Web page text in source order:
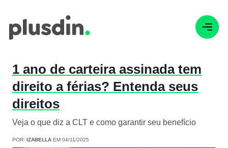
1 ano de carteira assinada tem
direito a férias? Entenda seus
direitos
Veja o que diz a CLT e como garantir seu benefício
POR: IZABELLA EM 04/11/2025